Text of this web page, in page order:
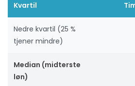
Kvartil
Nedre kvartil (25 %
tjener mindre)
Median (midterste
løn)